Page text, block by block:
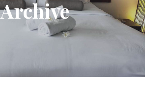
Archive